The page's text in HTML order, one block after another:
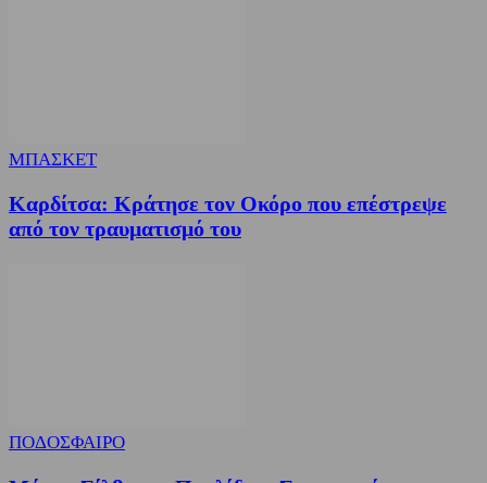
ΜΠΑΣΚΕΤ
Καρδίτσα: Κράτησε τον Οκόρο που επέστρεψε
από τον τραυματισμό του
ΠΟΔΟΣΦΑΙΡΟ